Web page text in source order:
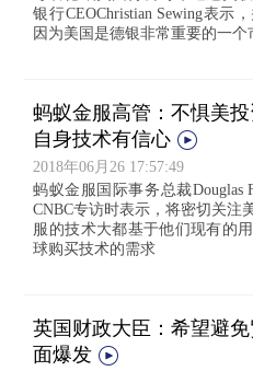
银行CEOChristian Sewing表示
因为美国是德银非常重要的一个
蚂蚁金服高管：不惧美
自身技术有信心
2018年06月26 17:57:49
蚂蚁金服国际事务总裁Douglas
CNBC专访时表示，将密切关注
服的技术大都基于他们现有的
球购买技术的需求
英国财政大臣：希望避
面爆发